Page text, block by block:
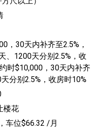
，30天内补齐至2.5%，
、1200天分别2.5%，收
时$10,000，30天内补齐
分别2.5%，收房时10%
楼花
车位$66.32 /月